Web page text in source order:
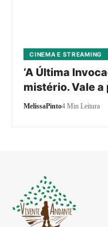
CINEMA E STREAMING
‘A Última
mistério. Vale a
MelissaPinto4 Min Leitura